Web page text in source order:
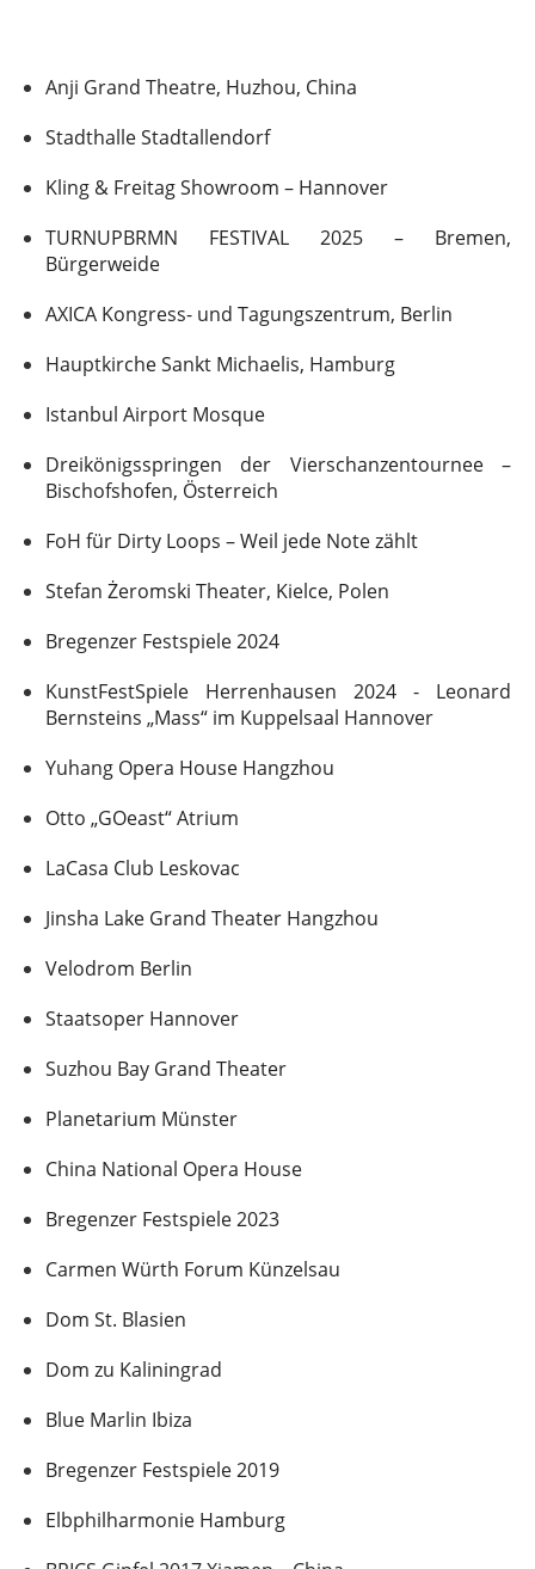
Anji Grand Theatre, Huzhou, China
Stadthalle Stadtallendorf
Kling & Freitag Showroom – Hannover
TURNUPBRMN FESTIVAL 2025 – Bremen,
Bürgerweide
AXICA Kongress- und Tagungszentrum, Berlin
Hauptkirche Sankt Michaelis, Hamburg
Istanbul Airport Mosque
Dreikönigsspringen der Vierschanzentournee –
Bischofshofen, Österreich
FoH für Dirty Loops – Weil jede Note zählt
Stefan Żeromski Theater, Kielce, Polen
Bregenzer Festspiele 2024
KunstFestSpiele Herrenhausen 2024 - Leonard
Bernsteins „Mass“ im Kuppelsaal Hannover
Yuhang Opera House Hangzhou
Otto „GOeast“ Atrium
LaCasa Club Leskovac
Jinsha Lake Grand Theater Hangzhou
Velodrom Berlin
Staatsoper Hannover
Suzhou Bay Grand Theater
Planetarium Münster
China National Opera House
Bregenzer Festspiele 2023
Carmen Würth Forum Künzelsau
Dom St. Blasien
Dom zu Kaliningrad
Blue Marlin Ibiza
Bregenzer Festspiele 2019
Elbphilharmonie Hamburg